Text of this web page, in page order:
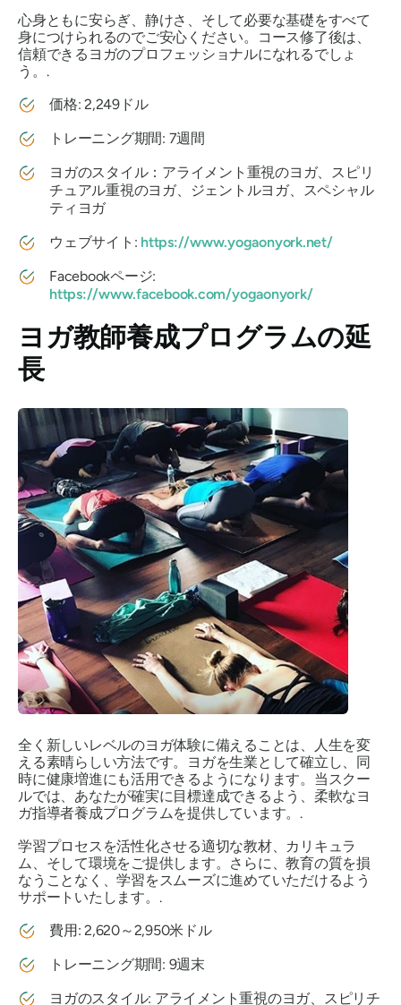
心身ともに安らぎ、静けさ、そして必要な基礎をすべて
身につけられるのでご安心ください。コース修了後は、
信頼できるヨガのプロフェッショナルになれるでしょ
う。.
価格: 2,249ドル
トレーニング期間: 7週間
ヨガのスタイル：アライメント重視のヨガ、スピリ
チュアル重視のヨガ、ジェントルヨガ、スペシャル
ティヨガ
ウェブサイト: https://www.yogaonyork.net/
Facebookページ:
https://www.facebook.com/yogaonyork/
ヨガ教師養成プログラムの延
長
全く新しいレベルのヨガ体験に備えることは、人生を変
える素晴らしい方法です。ヨガを生業として確立し、同
時に健康増進にも活用できるようになります。当スクー
ルでは、あなたが確実に目標達成できるよう、柔軟なヨ
ガ指導者養成プログラムを提供しています。.
学習プロセスを活性化させる適切な教材、カリキュラ
ム、そして環境をご提供します。さらに、教育の質を損
なうことなく、学習をスムーズに進めていただけるよう
サポートいたします。.
費用: 2,620～2,950米ドル
トレーニング期間: 9週末
ヨガのスタイル: アライメント重視のヨガ、スピリチ